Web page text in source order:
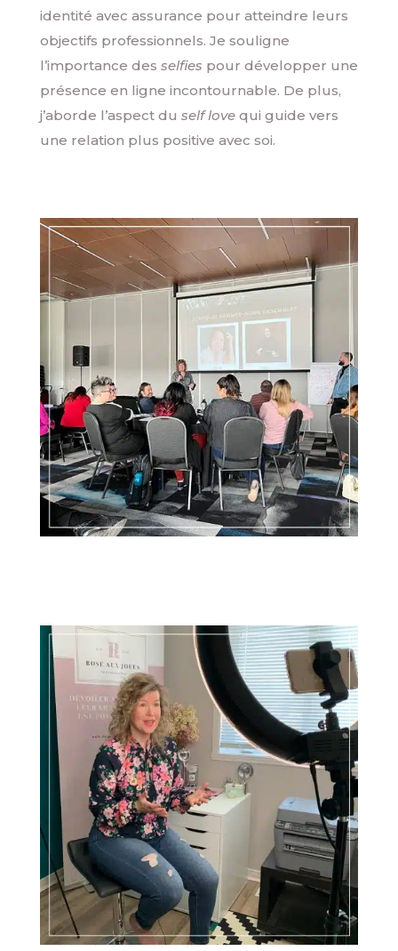
identité avec assurance pour atteindre leurs
objectifs professionnels. Je souligne
l’importance des selfies pour développer une
présence en ligne incontournable. De plus,
j’aborde l’aspect du self lovequi guide vers
une relation plus positive avec soi.